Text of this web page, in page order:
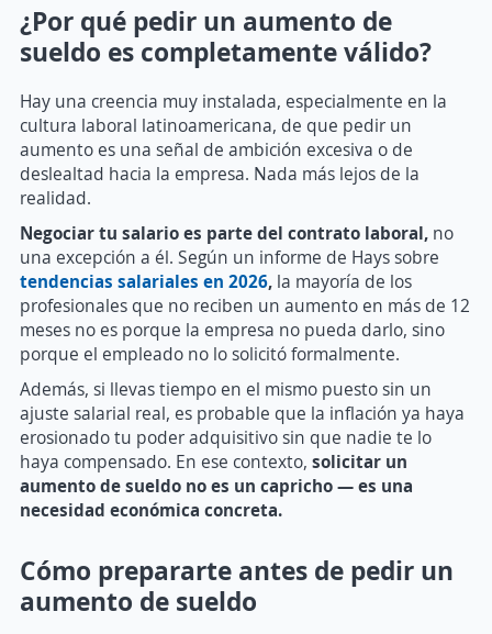
¿Por qué pedir un aumento de
sueldo es completamente válido?
Hay una creencia muy instalada, especialmente en la
cultura laboral latinoamericana, de que pedir un
aumento es una señal de ambición excesiva o de
deslealtad hacia la empresa. Nada más lejos de la
realidad.
Negociar tu salario es parte del contrato laboral, no
una excepción a él. Según un informe de Hays sobre
tendencias salariales en 2026, la mayoría de los
profesionales que no reciben un aumento en más de 12
meses no es porque la empresa no pueda darlo, sino
porque el empleado no lo solicitó formalmente.
Además, si llevas tiempo en el mismo puesto sin un
ajuste salarial real, es probable que la inflación ya haya
erosionado tu poder adquisitivo sin que nadie te lo
haya compensado. En ese contexto, solicitar un
aumento de sueldo no es un capricho — es una
necesidad económica concreta.
Cómo prepararte antes de pedir un
aumento de sueldo